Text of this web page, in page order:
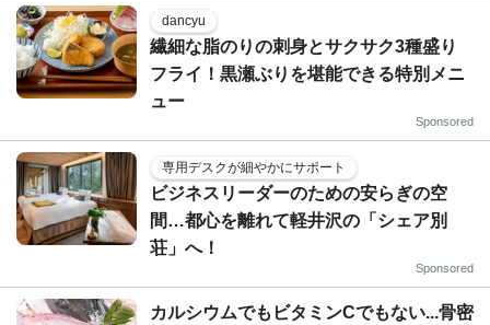
dancyu
繊細な脂のりの刺身とサクサク3種盛り
フライ！黒瀬ぶりを堪能できる特別メニ
ュー
Sponsored
専用デスクが細やかにサポート
ビジネスリーダーのための安らぎの空
間…都心を離れて軽井沢の「シェア別
荘」へ！
Sponsored
カルシウムでもビタミンCでもない...骨密